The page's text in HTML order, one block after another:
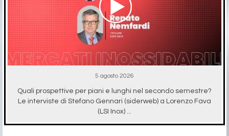
5 agosto 2026
Quali prospettive per piani e lunghi nel secondo semestre?
Le interviste di Stefano Gennari (siderweb) a Lorenzo Fava
(LSI Inox) ...